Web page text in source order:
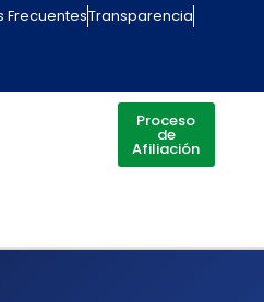
FrecuentesTransparencia
Proceso
de
Afiliación